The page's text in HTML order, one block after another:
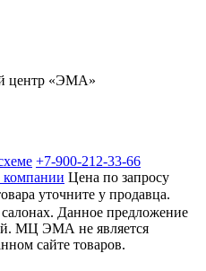
+7-900-212-33-66
компании Цена по запросу
уточните у продавца.
Данное предложение
МЦ ЭМА не является
сайте товаров.